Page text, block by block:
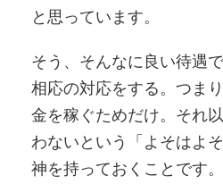
と思っています。
そう、そんなに良い待遇
相応の対応をする。つま
金を稼ぐためだけ。それ
わないという「よそはよ
神を持っておくことです